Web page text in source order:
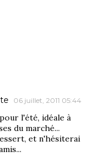
06 juillet, 2011 05:44
l'été, idéale à
du marché...
et n'hésiterai